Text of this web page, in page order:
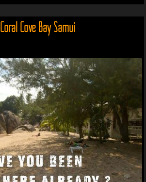
Coral Cove Bay Samui